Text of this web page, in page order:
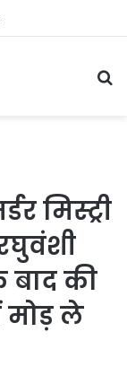
मिस्ट्री
बाद की
मोड़ ले